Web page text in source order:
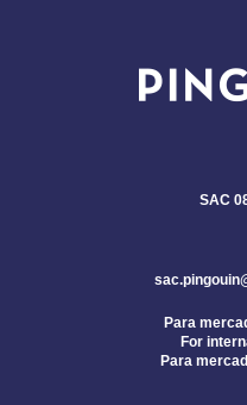
SAC
Para
For
Para